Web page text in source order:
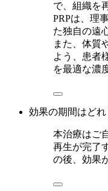
で、組織を
PRPは、理
た独自の遠
また、体質
よう、患者
を最適な濃
効果の期間はど
本治療はご
再生が完了
の後、効果